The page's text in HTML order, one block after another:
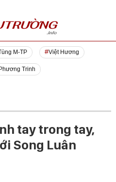
M-TP Việt Hương
Trinh
tay trong tay,
Song Luân